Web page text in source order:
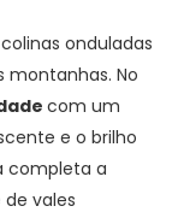
onduladas
montanhas. No
com um
e o brilho
completa a
de vales